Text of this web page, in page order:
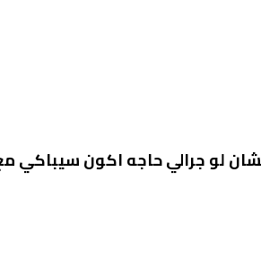
لو جرالي حاجه اكون سيباكي